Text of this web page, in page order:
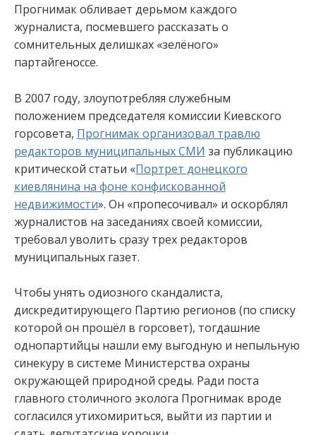
Прогнимак обливает дерьмом каждого
журналиста, посмевшего рассказать о
сомнительных делишках «зелёного»
партайгеноссе.
В 2007 году, злоупотребляя служебным
положением председателя комиссии Киевского
горсовета, Прогнимак организовал травлю
редакторов муниципальных СМИ за публикацию
критической статьи «Портрет донецкого
киевлянина на фоне конфискованной
недвижимости». Он «пропесочивал» и оскорблял
журналистов на заседаниях своей комиссии,
требовал уволить сразу трех редакторов
муниципальных газет.
Чтобы унять одиозного скандалиста,
дискредитирующего Партию регионов (по списку
которой он прошёл в горсовет), тогдашние
однопартийцы нашли ему выгодную и непыльную
синекуру в системе Министерства охраны
окружающей природной среды. Ради поста
главного столичного эколога Прогнимак вроде
согласился утихомириться, выйти из партии и